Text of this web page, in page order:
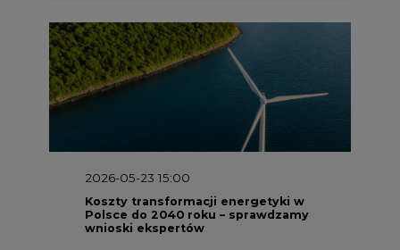
2026-05-23 15:00
Koszty transformacji energetyki w
Polsce do 2040 roku – sprawdzamy
wnioski ekspertów